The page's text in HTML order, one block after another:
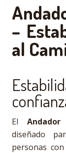
–
al
El
diseñado
personas